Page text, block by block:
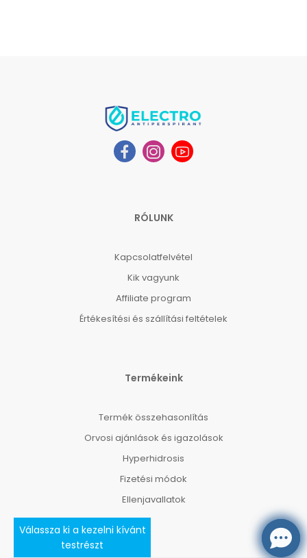
Válassza ki a kezelni kívánt
testrészt
RÓLUNK
Kapcsolatfelvétel
Kik vagyunk
Affiliate program
Értékesítési és szállítási feltételek
Termékeink
Termék összehasonlítás
Orvosi ajánlások és igazolások
Hyperhidrosis
Fizetési módok
Ellenjavallatok